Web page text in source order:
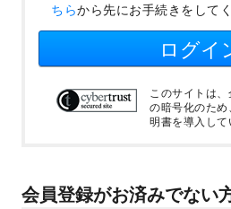
ちらから先にお手続きをしてく
ログイ
このサイトは
の暗号化のた
明書を導入して
会員登録がお済みでない